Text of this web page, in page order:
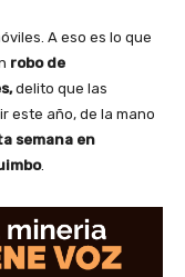
A eso es lo que
robo de
delito que las
este año, de la mano
semana en
.